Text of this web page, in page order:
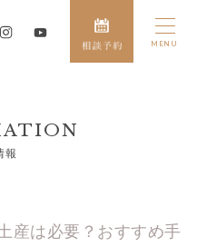
報
産は必要？おすすめ手